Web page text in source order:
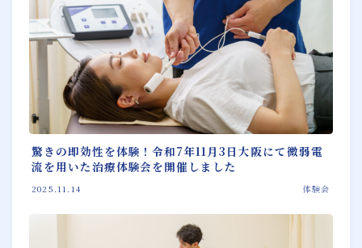
Follow Me
驚きの即効性を体験！令和7年11月3日大阪にて微弱電
流を用いた治療体験会を開催しました
2025.11.14 体験会